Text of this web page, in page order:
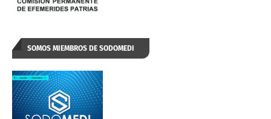
SOMOS MIEMBROS DE SODOMEDI